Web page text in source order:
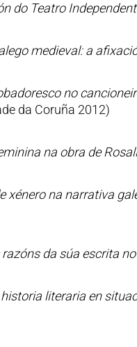
do Teatro
medieval: a
no
da Coruña 2012)
na obra de
xénero na narrativa
da súa escrita
literaria en